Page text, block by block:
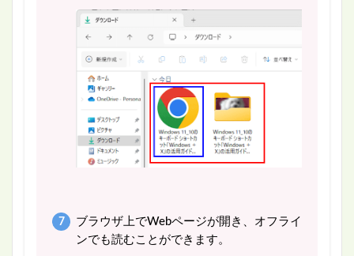
ブラウザ上でWebページが開き、オフライ
ンでも読むことができます。